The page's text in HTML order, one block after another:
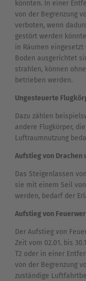
könnten. In einer
von der Begrenzung
verboten, wenn
gestört werden
in Räumen
Boden ausgerichtet
strahlen, können
betrieben werden.
Ungesteuerte
Dazu zählen
andere Flugkörper,
Luftraumnutzung
Aufstieg von Drachen
Das Steigenlassen
sie mit einem Seil
werden, bedarf der
Aufstieg von
Der Aufstieg von
Zeit vom 02.01. bis
T2 oder in einer
von der Begrenzung
zuständige